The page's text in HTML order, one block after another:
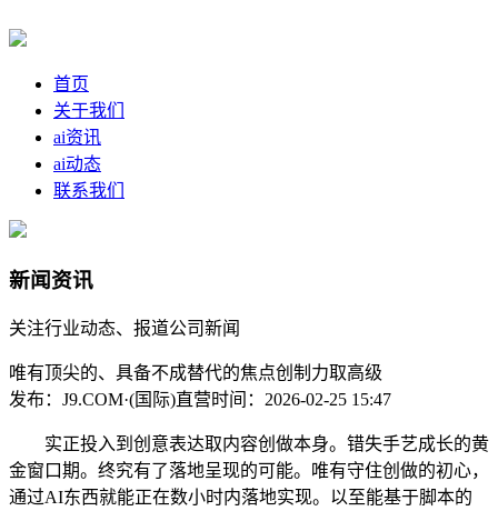
首页
关于我们
ai资讯
ai动态
联系我们
新闻资讯
关注行业动态、报道公司新闻
唯有顶尖的、具备不成替代的焦点创制力取高级
发布：J9.COM·(国际)直营时间：2026-02-25 15:47
实正投入到创意表达取内容创做本身。错失手艺成长的黄
金窗口期。终究有了落地呈现的可能。唯有守住创做的初心，
通过AI东西就能正在数小时内落地实现。以至能基于脚本的